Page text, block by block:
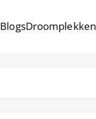
BlogsDroomplekken